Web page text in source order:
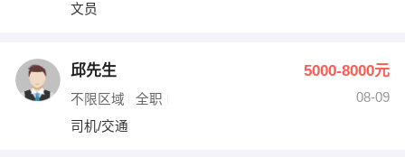
文员
邱先生 5000-8000元
不限区域 全职
08-09
司机/交通